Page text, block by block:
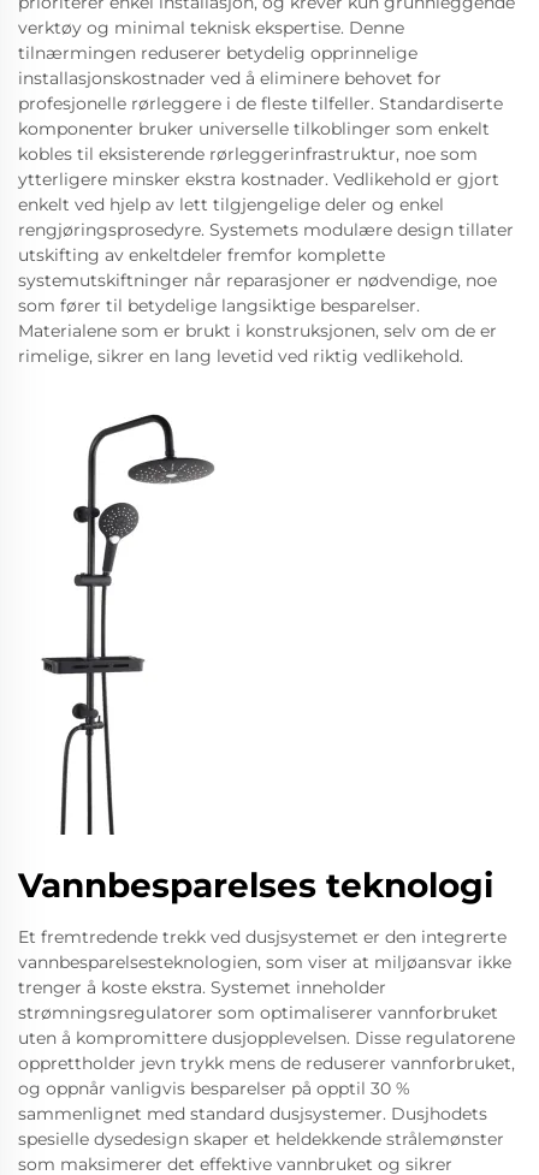
verktøy og minimal teknisk ekspertise. Denne
tilnærmingen reduserer betydelig opprinnelige
installasjonskostnader ved å eliminere behovet for
profesjonelle rørleggere i de fleste tilfeller. Standardiserte
komponenter bruker universelle tilkoblinger som enkelt
kobles til eksisterende rørleggerinfrastruktur, noe som
ytterligere minsker ekstra kostnader. Vedlikehold er gjort
enkelt ved hjelp av lett tilgjengelige deler og enkel
rengjøringsprosedyre. Systemets modulære design tillater
utskifting av enkeltdeler fremfor komplette
systemutskiftninger når reparasjoner er nødvendige, noe
som fører til betydelige langsiktige besparelser.
Materialene som er brukt i konstruksjonen, selv om de er
rimelige, sikrer en lang levetid ved riktig vedlikehold.
Vannbesparelses teknologi
Et fremtredende trekk ved dusjsystemet er den integrerte
vannbesparelsesteknologien, som viser at miljøansvar ikke
trenger å koste ekstra. Systemet inneholder
strømningsregulatorer som optimaliserer vannforbruket
uten å kompromittere dusjopplevelsen. Disse regulatorene
opprettholder jevn trykk mens de reduserer vannforbruket,
og oppnår vanligvis besparelser på opptil 30 %
sammenlignet med standard dusjsystemer. Dusjhodets
spesielle dysedesign skaper et heldekkende strålemønster
som maksimerer det effektive vannbruket og sikrer